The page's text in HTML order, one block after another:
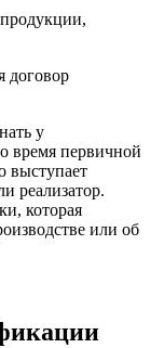
договор
у
время первичной
выступает
реализатор.
которая
или об